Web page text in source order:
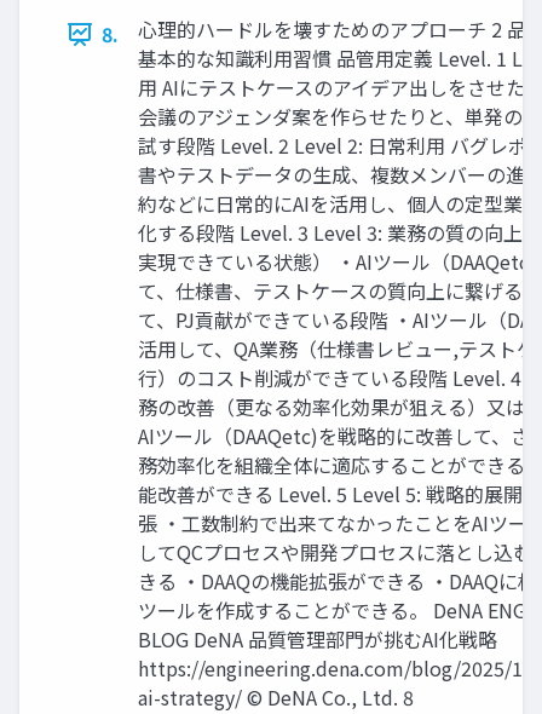
8.
心理的ハードルを壊すためのアプローチ 2 品
基本的な知識利用習慣 品管用定義 Level. 1
用 AIにテストケースのアイデア出しをさせた
会議のアジェンダ案を作らせたりと、単発の
試す段階 Level. 2 Level 2: 日常利用 バグレポ
書やテストデータの生成、複数メンバーの進
約などに日常的にAIを活用し、個人の定型業
化する段階 Level. 3 Level 3: 業務の質の向上
実現できている状態） ・AIツール（
て、仕様書、テストケースの質向上に繋げる
て、PJ貢献ができている段階 ・AIツール（
活用して、QA業務（仕様書レビュー,テスト
行）のコスト削減ができている段階 Level. 4
務の改善（更なる効率化効果が狙える）又は
AIツール（DAAQetc)を戦略的に改善して、さ
務効率化を組織全体に適応することができる
能改善ができる Level. 5 Level 5: 戦略的展開
張 ・工数制約で出来てなかったことをAIツー
してQCプロセスや開発プロセスに落とし込む
きる ・DAAQの機能拡張ができる ・DAAQに
ツールを作成することができる。 DeNA
BLOG DeNA 品質管理部門が挑むAI化戦略
https://engineering.dena.com/blog/2025/
ai-strategy/ © DeNA Co., Ltd. 8